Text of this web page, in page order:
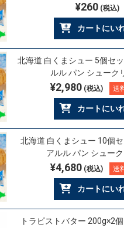
¥260(税込)
カートにい
北海道 白くまシュー 5個セ
ルル パン シューク
¥2,980(税込) 送
カートにい
北海道 白くまシュー 10個
アルル パン シュー
¥4,680(税込) 送
カートにい
トラピストバター 200g×2